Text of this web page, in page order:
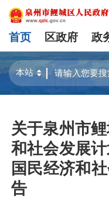
首页 区政府 政
关于泉州市
和社会发展
国民经济和
告